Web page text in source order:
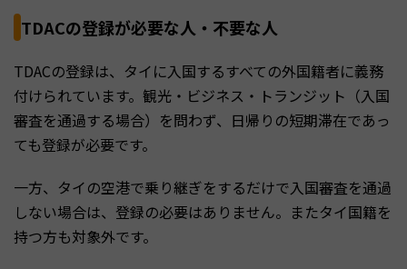
TDACの登録が必要な人・不要な人
TDACの登録は、タイに入国するすべての外国籍者に義務
付けられています。観光・ビジネス・トランジット（入国
審査を通過する場合）を問わず、日帰りの短期滞在であっ
ても登録が必要です。
一方、タイの空港で乗り継ぎをするだけで入国審査を通過
しない場合は、登録の必要はありません。またタイ国籍を
持つ方も対象外です。